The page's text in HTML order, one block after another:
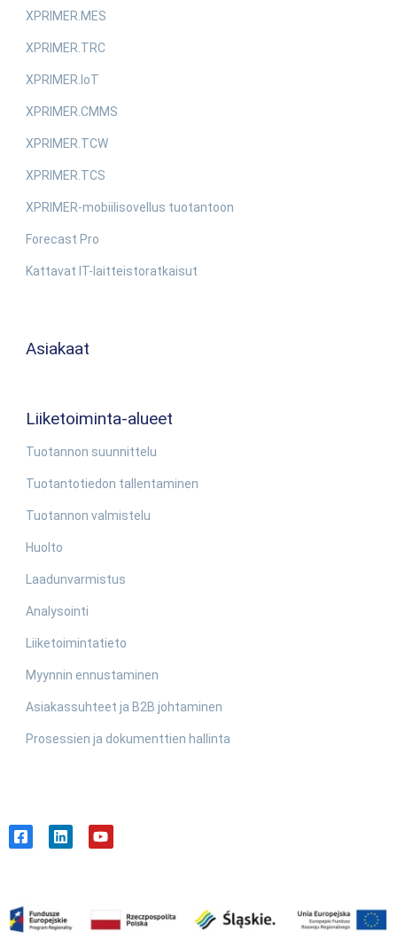
XPRIMER.MES
XPRIMER.TRC
XPRIMER.IoT
XPRIMER.CMMS
XPRIMER.TCW
XPRIMER.TCS
XPRIMER-mobiilisovellus tuotantoon
Forecast Pro
Kattavat IT-laitteistoratkaisut
Asiakaat
Liiketoiminta-alueet
Tuotannon suunnittelu
Tuotantotiedon tallentaminen
Tuotannon valmistelu
Huolto
Laadunvarmistus
Analysointi
Liiketoimintatieto
Myynnin ennustaminen
Asiakassuhteet ja B2B johtaminen
Prosessien ja dokumenttien hallinta